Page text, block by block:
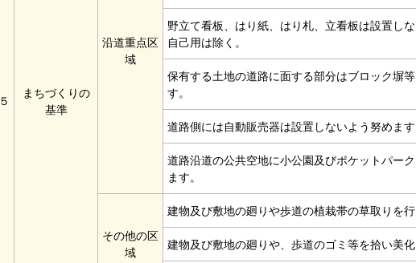
５
まちづくりの
基準
沿道重点区
域
野立て看板、はり紙、はり札、立看板は設置し
自己用は除く。
保有する土地の道路に面する部分はブロック塀
す。
道路側には自動販売器は設置しないよう努めます
道路沿道の公共空地に小公園及びポケットパー
ます。
その他の区
域
建物及び敷地の廻りや歩道の植栽帯の草取りを行
建物及び敷地の廻りや、歩道のゴミ等を拾い美化